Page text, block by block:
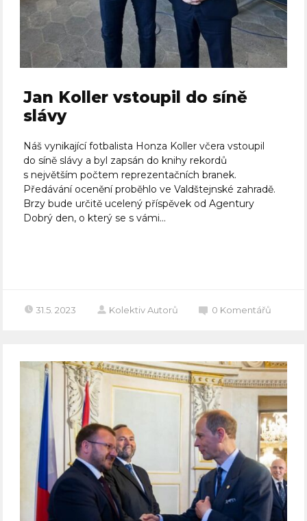
Jan Koller vstoupil do síně
slávy
Náš vynikající fotbalista Honza Koller včera vstoupil
do síně slávy a byl zapsán do knihy rekordů
s největším počtem reprezentačních branek.
Předávání ocenění proběhlo ve Valdštejnské zahradě.
Brzy bude určitě ucelený příspěvek od Agentury
Dobrý den, o který se s vámi...
31.5. 2023 Kolektiv Autorů 0 Komentářů